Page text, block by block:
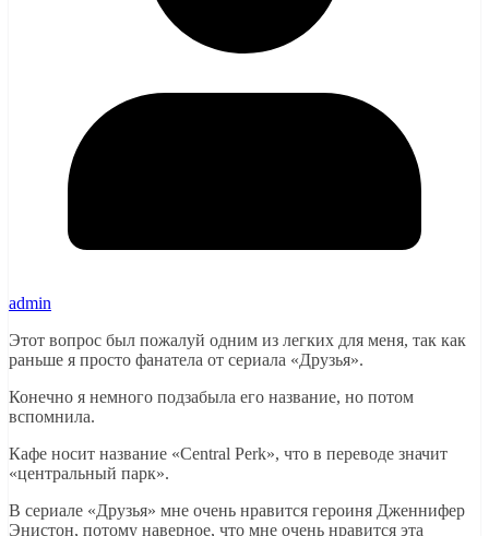
admin
Этот вопрос был пожалуй одним из легких для меня, так как
раньше я просто фанатела от сериала «Друзья».
Конечно я немного подзабыла его название, но потом
вспомнила.
Кафе носит название «Central Perk», что в переводе значит
«центральный парк».
В сериале «Друзья» мне очень нравится героиня Дженнифер
Энистон, потому наверное, что мне очень нравится эта